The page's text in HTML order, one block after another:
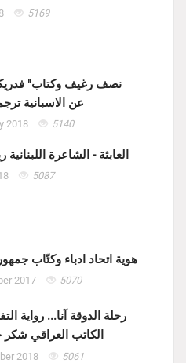
5169
عن الاسبانية
2018 5140
العابثة - الشاعرة
5087
هوية اتحاد ادباء وكتّاب
2017 5070
رحلة الدوقة آنا... رواية
الكاتب العراقي
2018 5061